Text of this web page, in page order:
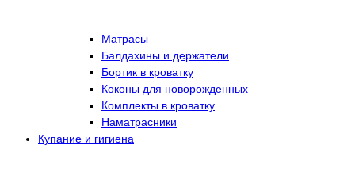
Матрасы
Балдахины и держатели
Бортик в кроватку
Коконы для новорожденных
Комплекты в кроватку
Наматрасники
Купание и гигиена